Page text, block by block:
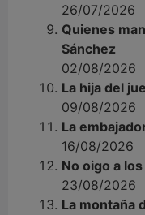
26/07/2026
Quienes
Sánchez
02/08/2026
La hija del
09/08/2026
La
16/08/2026
No oigo a
23/08/2026
La montaña